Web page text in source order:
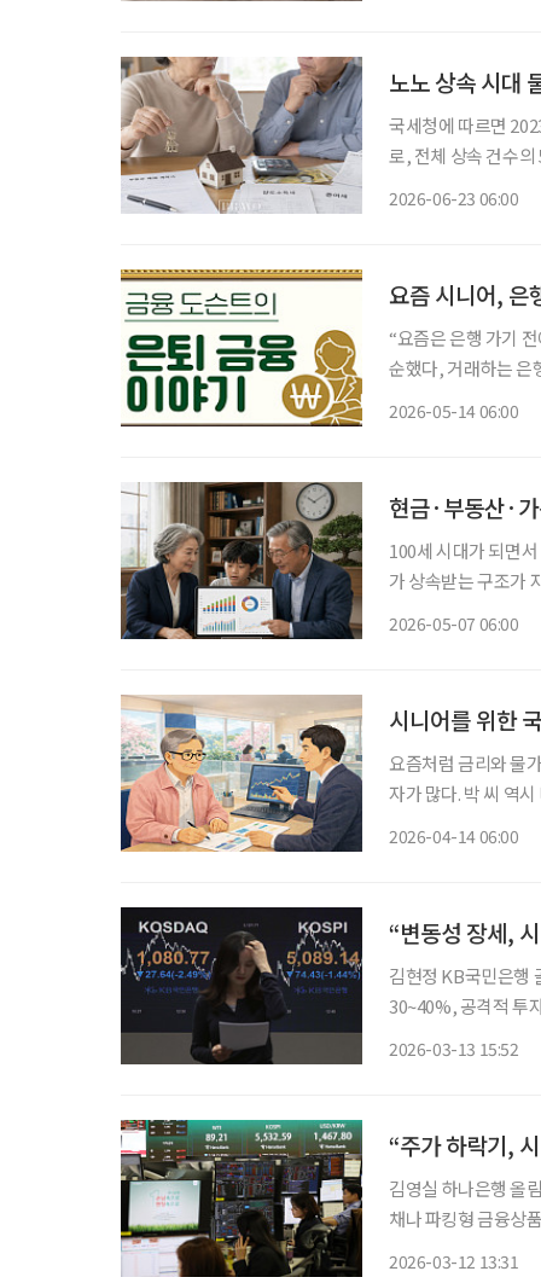
노노 상속 시대
국세청에 따르면
로, 전체 상속 건수
2026-06-23 06:00
요즘 시니어, 은
“요즘은 은행 가기 전에 유튜브를 먼저 봐
순했다, 거래하는 은
2026-05-14 06:00
현금·부동산·
100세 시대가 되면
가 상속받는 구조가
2026-05-07 06:00
시니어를 위한
요즘처럼 금리와 물
자가 많다. 박 씨 역
2026-04-14 06:00
“변동성 장세,
김현정 KB국민은행 골
30~40%, 공격적 투자자 10~20% 현
2026-03-13 15:52
“주가 하락기,
김영실 하나은행 올
채나 파킹형 금융상품 활용해 유동성
2026-03-12 13:31